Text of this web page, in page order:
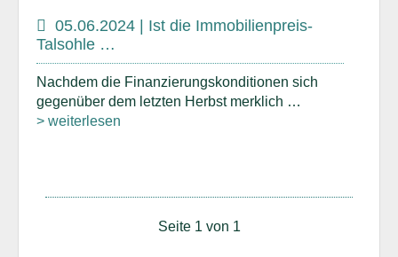
05.06.2024 | Ist die Immobilienpreis-
Talsohle …
Nachdem die Finanzierungskonditionen sich
gegenüber dem letzten Herbst merklich …
> weiterlesen
Seite 1 von 1